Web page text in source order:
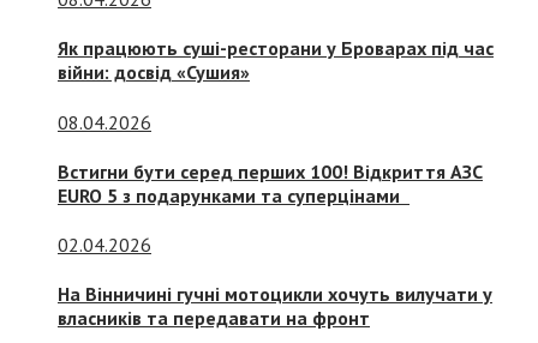
Як працюють суші-ресторани у Броварах під час
війни: досвід «Сушия»
08.04.2026
Встигни бути серед перших 100! Відкриття АЗС
EURO 5 з подарунками та суперцінами
02.04.2026
На Вінничині гучні мотоцикли хочуть вилучати у
власників та передавати на фронт